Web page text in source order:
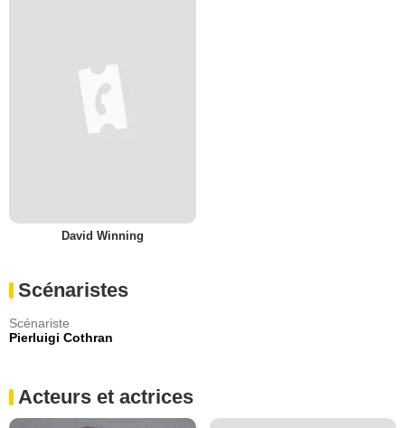
David Winning
Scénaristes
Scénariste
Pierluigi Cothran
Acteurs et actrices